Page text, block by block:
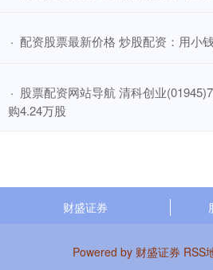
· 配资股票最新价格 炒股配资：用小
· 股票配资网站导航 清科创业
购4.24万股
财盛证券
Powered by 财盛证券 RSS